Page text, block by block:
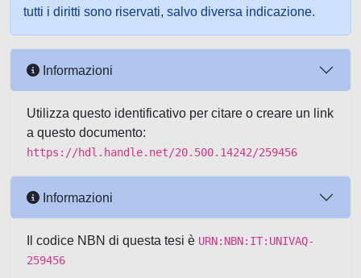
tutti i diritti sono riservati, salvo diversa indicazione.
Informazioni
Utilizza questo identificativo per citare o creare un link
a questo documento:
https://hdl.handle.net/20.500.14242/259456
Informazioni
Il codice NBN di questa tesi è URN:NBN:IT:UNIVAQ-
259456